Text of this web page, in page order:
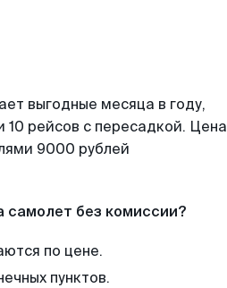
выгодные месяца в году,
рейсов с пересадкой. Цена
9000 рублей
самолет без комиссии?
по цене.
пунктов.